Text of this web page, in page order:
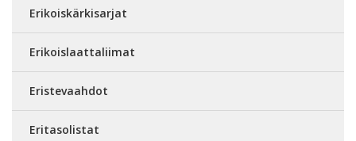
Erikoiskärkisarjat
Erikoislaattaliimat
Eristevaahdot
Eritasolistat